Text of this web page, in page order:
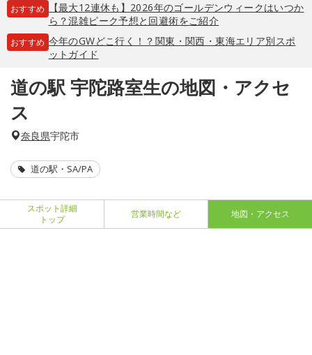
おすすめ
【最大12連休も】2026年のゴールデンウィークはいつか
ら？混雑ピーク予想と回避術をご紹介
おすすめ 今年のGWどこ行く！？関東・関西・東海エリア別スポ
ットガイド
道の駅 宇陀路室生の地図・アクセ
ス
奈良県宇陀市
道の駅・SA/PA
スポット詳細
トップ
営業時間など 地図・アクセス